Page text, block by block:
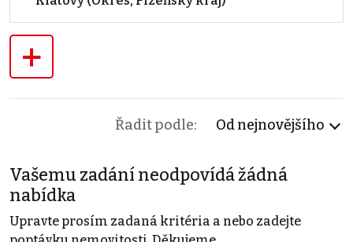
+
Řadit podle: Od nejnovějšího
Vašemu zadání neodpovídá žádná
nabídka
Upravte prosím zadaná kritéria a nebo zadejte